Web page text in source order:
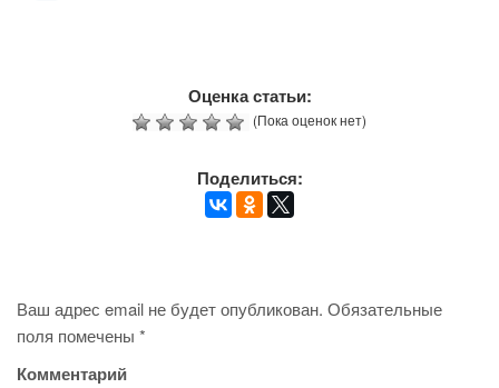
Оценка статьи:
(Пока оценок нет)
Поделиться:
Ваш адрес email не будет опубликован. Обязательные
поля помечены *
Комментарий